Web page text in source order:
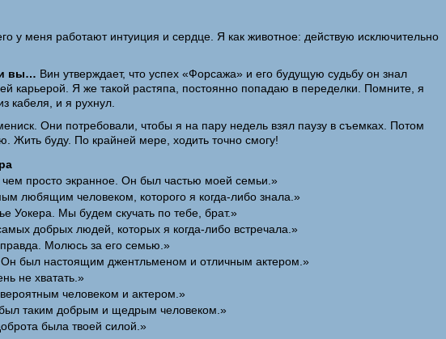
у меня работают интуиция и сердце. Я как животное: действую исключительно
и вы… Вин утверждает, что успех «Форсажа» и его будущую судьбу он знал
карьерой. Я же такой растяпа, постоянно попадаю в переделки. Помните, я
кабеля, и я рухнул.
Они потребовали, чтобы я на пару недель взял паузу в съемках. Потом
Жить буду. По крайней мере, ходить точно смогу!
просто экранное. Он был частью моей семьи.»
человеком, которого я когда-либо знала.»
Уокера. Мы будем скучать по тебе, брат.»
добрых людей, которых я когда-либо встречала.»
Молюсь за его семью.»
был настоящим джентльменом и отличным актером.»
не хватать.»
человеком и актером.»
был таким добрым и щедрым человеком.»
была твоей силой.»